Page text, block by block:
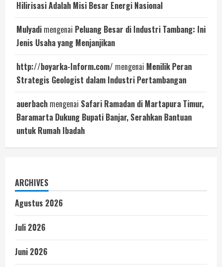
Hilirisasi Adalah Misi Besar Energi Nasional
Mulyadi mengenai Peluang Besar di Industri Tambang: Ini
Jenis Usaha yang Menjanjikan
http://boyarka-Inform.com/ mengenai Menilik Peran
Strategis Geologist dalam Industri Pertambangan
auerbach mengenai Safari Ramadan di Martapura Timur,
Baramarta Dukung Bupati Banjar, Serahkan Bantuan
untuk Rumah Ibadah
ARCHIVES
Agustus 2026
Juli 2026
Juni 2026